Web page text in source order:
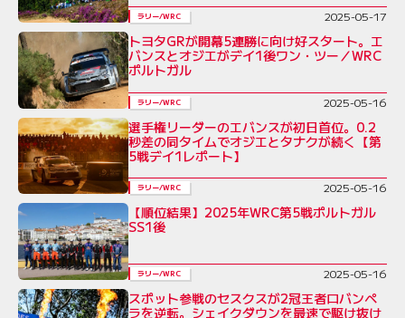
ラリー/WRC 2025-05-17
トヨタGRが開幕5連勝に向け好スタート。エ
バンスとオジエがデイ1後ワン・ツー／WRC
ポルトガル
ラリー/WRC 2025-05-16
選手権リーダーのエバンスが初日首位。0.2
秒差の同タイムでオジエとタナクが続く【第
5戦デイ1レポート】
ラリー/WRC 2025-05-16
【順位結果】2025年WRC第5戦ポルトガル
SS1後
ラリー/WRC 2025-05-16
スポット参戦のセスクスが2冠王者ロバンペ
ラを逆転。シェイクダウンを最速で駆け抜け